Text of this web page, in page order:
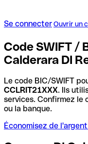
Se connecterOuvrir un
Code SWIFT /
Calderara DI
Le code BIC/SWIFT
CCLRIT21XXX. Ils
services. Confirmez le
ou la banque.
Économisez de